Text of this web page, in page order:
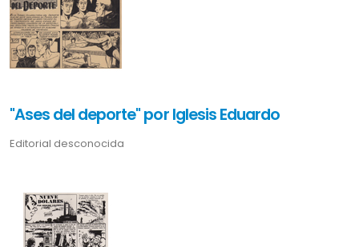
"Ases del deporte" por Iglesis Eduardo
Editorial desconocida